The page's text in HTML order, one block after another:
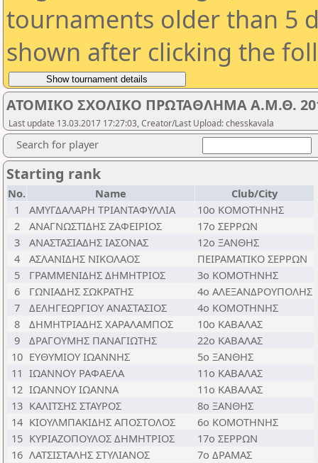
tournaments older than 5
shown after clicking the
ΑΤΟΜΙΚΟ ΣΧΟΛΙΚΟ ΠΡΩΤΑΘΛΗΜΑ Α.Μ.Θ.
Last update 13.03.2017 17:27:03, Creator/Last Upload: chesskavala
Search for player
Starting rank
No. Name
Club/City
1
ΑΜΥΓΔΑΛΑΡΗ ΤΡΙΑΝΤΑΦΥΛΛΙΑ
10ο ΚΟΜΟΤΗΝΗΣ
2
ΑΝΑΓΝΩΣΤΙΔΗΣ ΖΑΦΕΙΡΙΟΣ
17ο ΣΕΡΡΩΝ
3
ΑΝΑΣΤΑΣΙΑΔΗΣ ΙΑΣΟΝΑΣ
12ο ΞΑΝΘΗΣ
4
ΑΣΛΑΝΙΔΗΣ ΝΙΚΟΛΑΟΣ
ΠΕΙΡΑΜΑΤΙΚΟ ΣΕΡΡΩΝ
5
ΓΡΑΜΜΕΝΙΔΗΣ ΔΗΜΗΤΡΙΟΣ
3ο ΚΟΜΟΤΗΝΗΣ
6
ΓΩΝΙΑΔΗΣ ΣΩΚΡΑΤΗΣ
4ο ΑΛΕΞΑΝΔΡΟΥΠΟΛΗΣ
7
ΔΕΛΗΓΕΩΡΓΙΟΥ ΑΝΑΣΤΑΣΙΟΣ
4ο ΚΟΜΟΤΗΝΗΣ
8
ΔΗΜΗΤΡΙΑΔΗΣ ΧΑΡΑΛΑΜΠΟΣ
10ο ΚΑΒΑΛΑΣ
9
ΔΡΑΓΟΥΜΗΣ ΠΑΝΑΓΙΩΤΗΣ
22ο ΚΑΒΑΛΑΣ
10 ΕΥΘΥΜΙΟΥ ΙΩΑΝΝΗΣ
5ο ΞΑΝΘΗΣ
11 ΙΩΑΝΝΟΥ ΡΑΦΑΕΛΑ
11ο ΚΑΒΑΛΑΣ
12 ΙΩΑΝΝΟΥ ΙΩΑΝΝΑ
11ο ΚΑΒΑΛΑΣ
13 ΚΑΛΙΤΣΗΣ ΣΤΑΥΡΟΣ
8ο ΞΑΝΘΗΣ
14 ΚΙΟΥΛΜΠΑΚΙΔΗΣ ΑΠΟΣΤΟΛΟΣ
6ο ΚΟΜΟΤΗΝΗΣ
15 ΚΥΡΙΑΖΟΠΟΥΛΟΣ ΔΗΜΗΤΡΙΟΣ
17ο ΣΕΡΡΩΝ
16 ΛΑΤΣΙΣΤΑΛΗΣ ΣΤΥΛΙΑΝΟΣ
7ο ΔΡΑΜΑΣ